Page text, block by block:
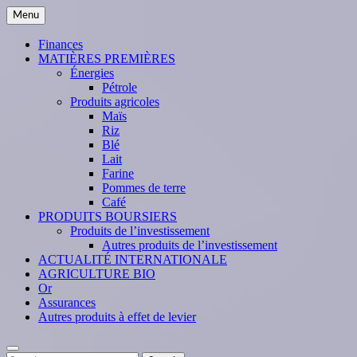
Skip
to
content
Menu
Finances
MATIÈRES PREMIÈRES
Énergies
Pétrole
Produits agricoles
Maïs
Riz
Blé
Lait
Farine
Pommes de terre
Café
PRODUITS BOURSIERS
Produits de l’investissement
Autres produits de l’investissement
ACTUALITÉ INTERNATIONALE
AGRICULTURE BIO
Or
Assurances
Autres produits à effet de levier
Search